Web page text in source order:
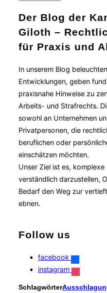
Der Blog der
Giloth –
für Praxis und
In unserem Blog
Entwicklungen, geben
praxisnahe Hinweise zu
Arbeits- und Strafrechts.
sowohl an Unternehmen
Privatpersonen, die
beruflichen oder
einschätzen möchten.
Unser Ziel ist es,
verständlich darzustellen,
Bedarf den Weg zur
ebnen.
Follow us
facebook
instagram
Schlagwörter